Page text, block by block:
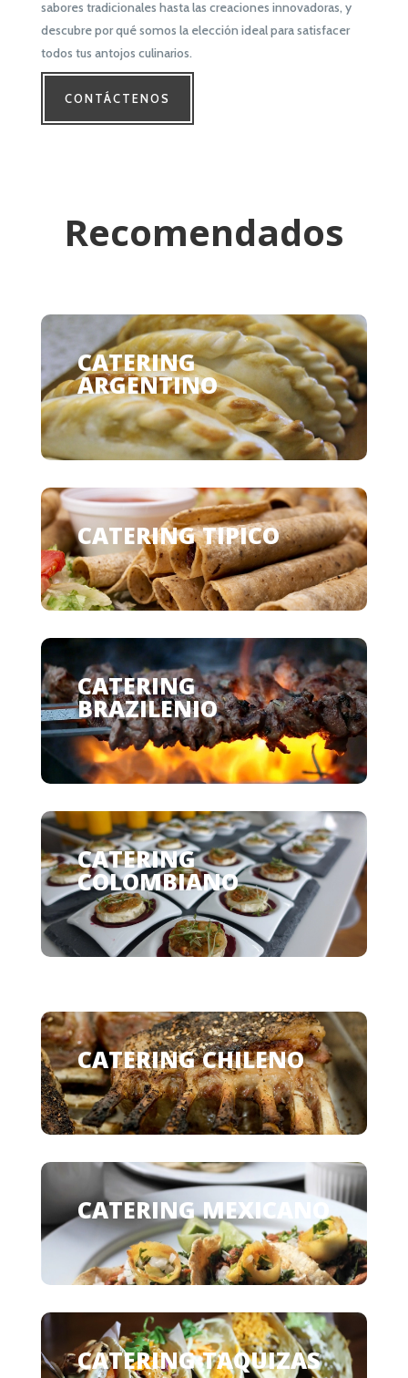
sabores tradicionales hasta las creaciones innovadoras, y
descubre por qué somos la elección ideal para satisfacer
todos tus antojos culinarios.
CONTÁCTENOS
Recomendados
CATERING
ARGENTINO
CATERING TIPICO
CATERING
BRAZILENIO
CATERING
COLOMBIANO
CATERING CHILENO
CATERING MEXICANO
CATERING TAQUIZAS